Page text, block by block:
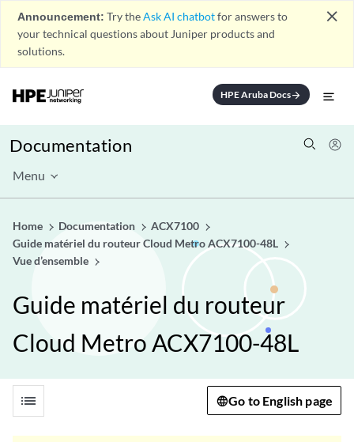
Announcement: Try theAsk AI chatbotfor answers to
your technical questions about Juniper products and
solutions.
close
HPE Aruba Docsarrow_forward
Documentation
Menu
Home Documentation
ACX7100
Guide matériel du routeur Cloud Metro ACX7100-48L
Vue d’ensemble
Guide matériel du routeur
Cloud Metro ACX7100-48L
list Go to English page